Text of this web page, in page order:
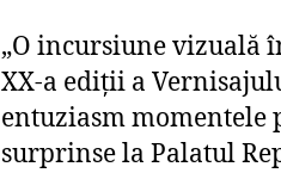
„O incursiune vizuală
XX-a ediții a
entuziasm momentele
surprinse la Palatul